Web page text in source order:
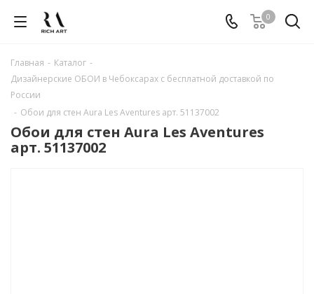
0
Главная - Каталог -
Дизайнерские ОБОИ в Чебоксарах с бесплатной доставкой по
России
- Обои для стен Aura Les Aventures арт. 51137002
Обои для стен Aura Les Aventures
арт. 51137002